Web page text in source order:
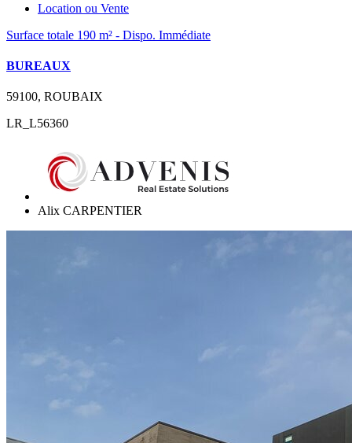
Location ou Vente
Surface totale 190 m² - Dispo. Immédiate
BUREAUX
59100, ROUBAIX
LR_L56360
Alix CARPENTIER